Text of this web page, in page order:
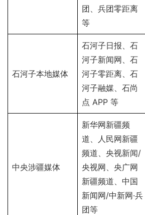
团、兵团零距离
等
石河子本地媒体
石河子日报、石
河子新闻网、石
河子零距离、石
河子融媒、石尚
点 APP 等
中央涉疆媒体
新华网新疆频
道、人民网新疆
频道、央视新闻/
央视网、央广网
新疆频道、中国
新闻网/中新网·兵
团等